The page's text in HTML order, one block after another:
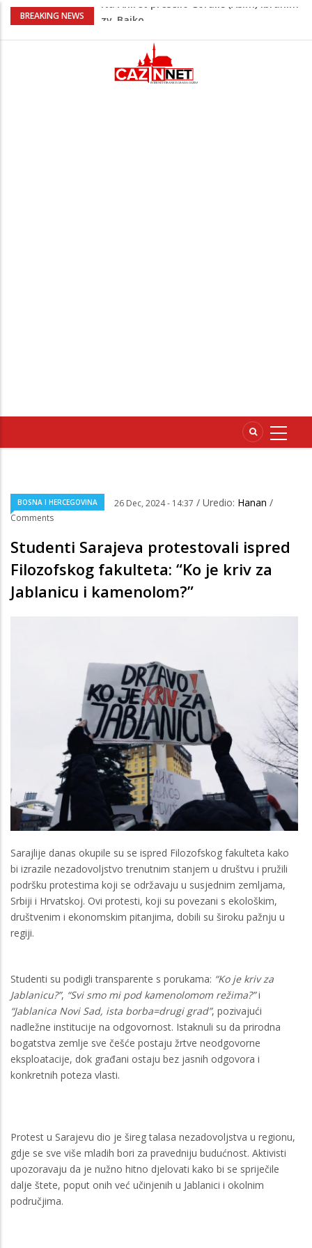
BREAKING NEWS
Nakon velikih vrućina u BiH stiže kiša
zapošljavanje i očuvanje radnih mjesta
Dok Evropa ostavlja cigarete, Hrvati
puše sve više: Treći su u cijeloj EU
BOSNA I HERCEGOVINA 26 Dec, 2024 - 14:37 / Uredio: Hanan /
Comments
Studenti Sarajeva protestovali ispred
Filozofskog fakulteta: “Ko je kriv za
Jablanicu i kamenolom?”
Sarajlije danas okupile su se ispred Filozofskog fakulteta kako
bi izrazile nezadovoljstvo trenutnim stanjem u društvu i pružili
podršku protestima koji se održavaju u susjednim zemljama,
Srbiji i Hrvatskoj. Ovi protesti, koji su povezani s ekološkim,
društvenim i ekonomskim pitanjima, dobili su široku pažnju u
regiji.
Studenti su podigli transparente s porukama: “Ko je kriv za
Jablanicu?”, “Svi smo mi pod kamenolomom režima?”i
“Jablanica Novi Sad, ista borba=drugi grad”, pozivajući
nadležne institucije na odgovornost. Istaknuli su da prirodna
bogatstva zemlje sve češće postaju žrtve neodgovorne
eksploatacije, dok građani ostaju bez jasnih odgovora i
konkretnih poteza vlasti.
Protest u Sarajevu dio je šireg talasa nezadovoljstva u regionu,
gdje se sve više mladih bori za pravedniju budućnost. Aktivisti
upozoravaju da je nužno hitno djelovati kako bi se spriječile
dalje štete, poput onih već učinjenih u Jablanici i okolnim
područjima.